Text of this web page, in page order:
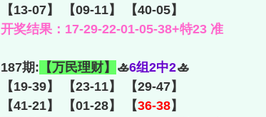
【13-07】 【09-11】 【40-05】
开奖结果：17-29-22-01-05-38+特23 准
187期: 【万民理财】 🚣6组2中2🚣
【19-39】 【23-11】 【29-47】
【41-21】 【01-28】 【36-38】